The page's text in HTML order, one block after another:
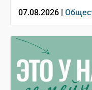
07.08.2026 |